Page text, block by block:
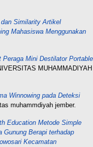
Similarity Artikel
Mahasiswa Menggunakan
Peraga Mini Destilator Portable
MUHAMMADIYAH
Winnowing pada Deteksi
muhammdiyah jember.
Education Metode Simple
Gunung Berapi terhadap
Kecamatan